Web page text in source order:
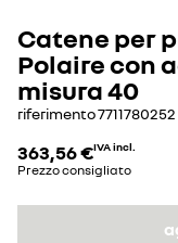
Catene per
Polaire con
misura 40
riferimento7711780252
363,56 €IVA incl.
Prezzo consigliato